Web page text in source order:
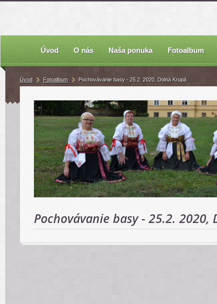
Úvod O nás Naša ponuka Fotoalbum
Úvod Fotoalbum Pochovávanie basy - 25.2. 2020, Dolná Krupá
Pochovávanie basy - 25.2. 2020,